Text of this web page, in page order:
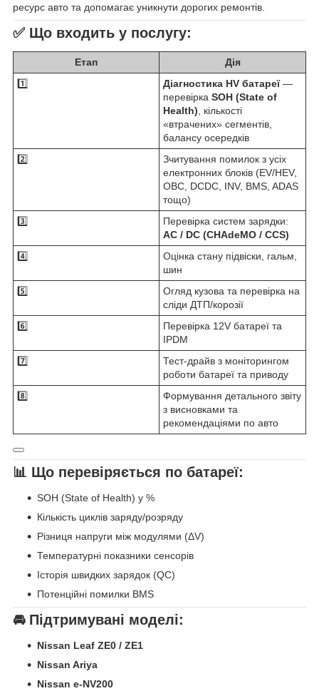
ресурс авто та допомагає уникнути дорогих ремонтів.
✅ Що входить у послугу:
Етап
Дія
1️⃣
Діагностика HV батареї—
перевірка SOH (State of
Health), кількості
«втрачених» сегментів,
балансу осередків
2️⃣
Зчитування помилок з усіх
електронних блоків (EV/HEV,
OBC, DCDC, INV, BMS, ADAS
тощо)
3️⃣
Перевірка систем зарядки:
AC / DC (CHAdeMO / CCS)
4️⃣
Оцінка стану підвіски, гальм,
шин
5️⃣
Огляд кузова та перевірка на
сліди ДТП/корозії
6️⃣
Перевірка 12V батареї та
IPDM
7️⃣
Тест-драйв з моніторингом
роботи батареї та приводу
8️⃣
Формування детального звіту
з висновками та
рекомендаціями по авто
📊 Що перевіряється по батареї:
SOH (State of Health) у %
Кількість циклів заряду/розряду
Різниця напруги між модулями (ΔV)
Температурні показники сенсорів
Історія швидких зарядок (QC)
Потенційні помилки BMS
🚘 Підтримувані моделі:
Nissan Leaf ZE0 / ZE1
Nissan Ariya
Nissan e-NV200